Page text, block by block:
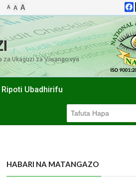
A A A
za Ukaguzi za Viwango vya
Ripoti Ubadhirifu
HABARI NA MATANGAZO